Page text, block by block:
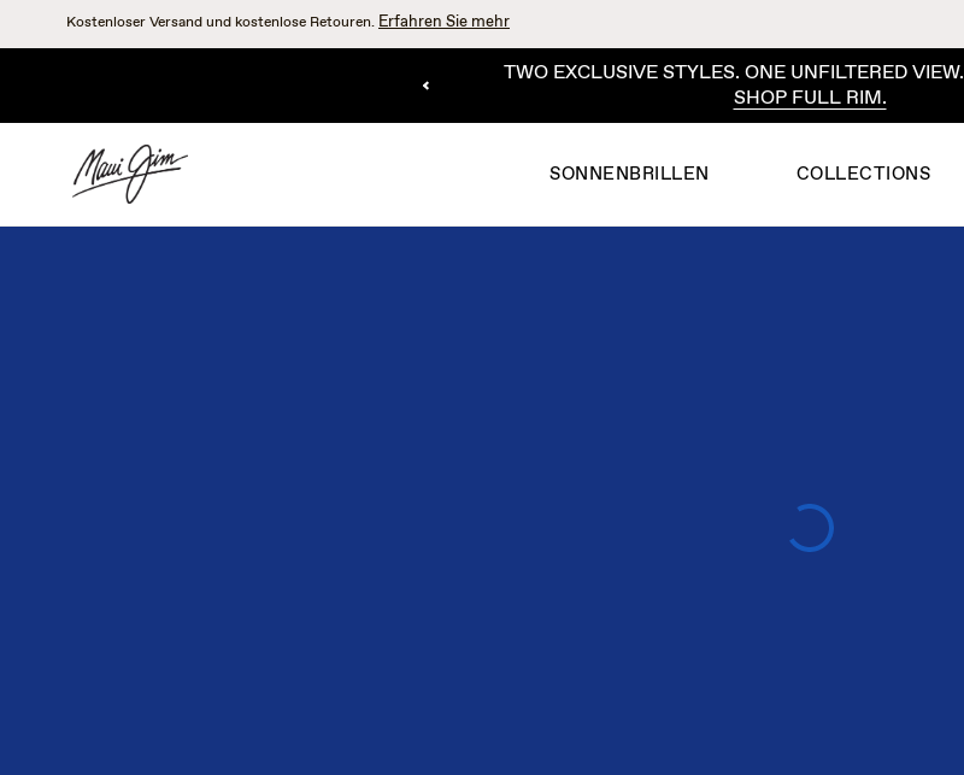
Kostenloser Versand und kostenlose Retouren. Erfahren Sie mehr
TWO EXCLUSIVE STYLES. ONE UNFILTERED VIEW.
SHOP FULL RIM.
SONNENBRILLEN COLLECTIONS